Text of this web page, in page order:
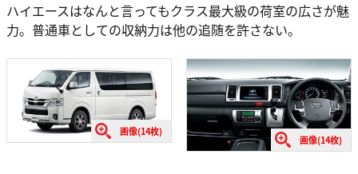
ハイエースはなんと言ってもクラス最大級の荷室の広さが魅
力。普通車としての収納力は他の追随を許さない。
画像(14枚)
画像(14枚)